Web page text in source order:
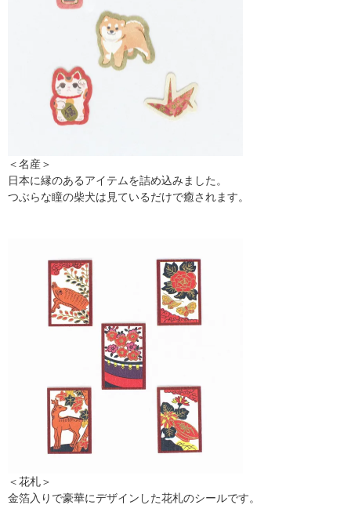
＜名産＞
日本に縁のあるアイテムを詰め込みました。
つぶらな瞳の柴犬は見ているだけで癒されます。
＜花札＞
金箔入りで豪華にデザインした花札のシールです。